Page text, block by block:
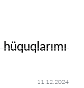
11.12.2024